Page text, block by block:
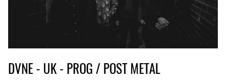
DVNE - UK - PROG / POST METAL